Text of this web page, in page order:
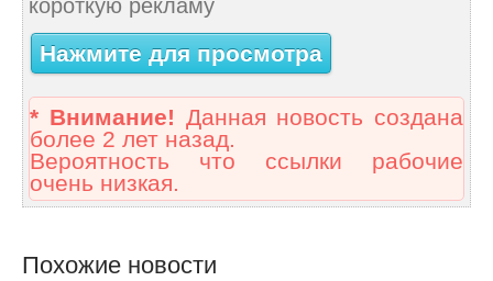
короткую рекламу
Нажмите для просмотра
* Внимание! Данная новость создана
более 2 лет назад.
Вероятность что ссылки рабочие
очень низкая.
Похожие новости